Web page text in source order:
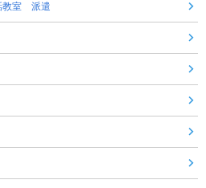
教室 派遣